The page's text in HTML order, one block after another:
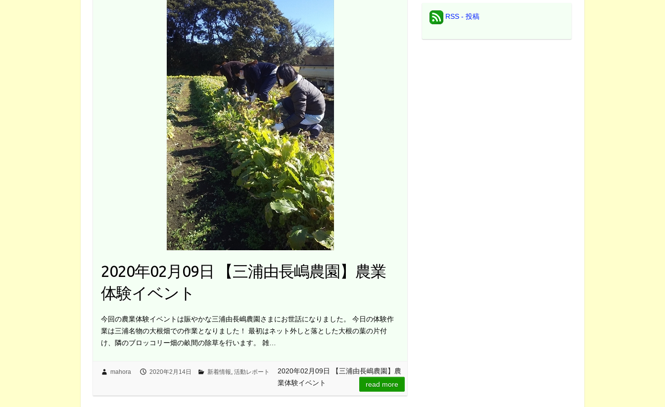
2020年02月09日 【三浦由長嶋農園】農業
体験イベント
今回の農業体験イベントは賑やかな三浦由長嶋農園さまにお世話になりました。 今日の体験作
業は三浦名物の大根畑での作業となりました！ 最初はネット外しと落とした大根の葉の片付
け、隣のブロッコリー畑の畝間の除草を行います。 雑…
mahora 2020年2月14日 新着情報 活動レポート
2020年02月09日 【三浦由長嶋農園】農
業体験イベント
read more
RSS - 投稿